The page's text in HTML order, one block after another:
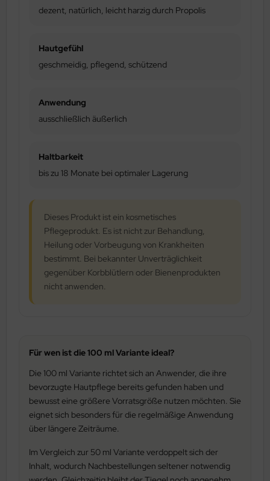
dezent, natürlich, leicht harzig durch Propolis
Hautgefühl
geschmeidig, pflegend, schützend
Anwendung
ausschließlich äußerlich
Haltbarkeit
bis zu 18 Monate bei optimaler Lagerung
Dieses Produkt ist ein kosmetisches
Pflegeprodukt. Es ist nicht zur Behandlung,
Heilung oder Vorbeugung von Krankheiten
bestimmt. Bei bekannter Unverträglichkeit
gegenüber Korbblütlern oder Bienenprodukten
nicht anwenden.
Für wen ist die 100 ml Variante ideal?
Die 100 ml Variante richtet sich an Anwender, die ihre
bevorzugte Hautpflege bereits gefunden haben und
bewusst eine größere Vorratsgröße nutzen möchten. Sie
eignet sich besonders für die regelmäßige Anwendung
über längere Zeiträume.
Im Vergleich zur 50 ml Variante verdoppelt sich der
Inhalt, wodurch Nachbestellungen seltener notwendig